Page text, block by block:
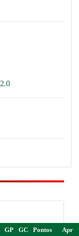
GP GC Pontos Apr